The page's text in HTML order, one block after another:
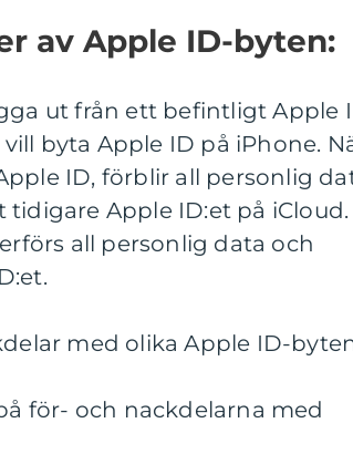
av Apple ID-byten:
ut från ett befintligt Apple
byta Apple ID på iPhone.
ID, förblir all personlig
Apple ID:et på iCloud.
all personlig data och
med olika Apple ID-
för- och nackdelarna med